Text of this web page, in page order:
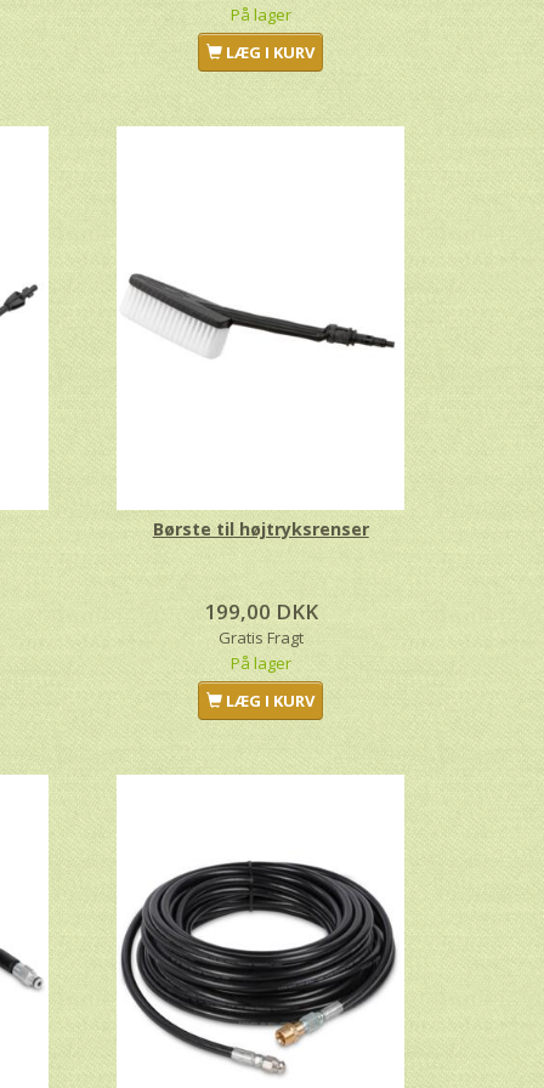
På lager
LÆG I KURV
Børste til højtryksrenser
199,00 DKK
Gratis Fragt
På lager
LÆG I KURV